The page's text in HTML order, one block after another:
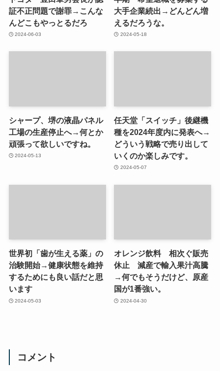
証不正問題で謝罪→こんな
んどこもやっとるだろ
2024-06-03
大手企業続出→どんどん増
えるだろうな。
2024-05-18
シャープ、堺の液晶パネル
工場の生産停止へ→何とか
頑張って欲しいですね。
2024-05-13
任天堂「スイッチ」後継機
種を2024年度内に発表へ→
どういう戦略で売り出して
いくのか楽しみです。
2024-05-07
世界初「歯が生える薬」の
治験開始→健康状態を維持
するためにも良い話だと思
います
2024-05-03
オレンジ飲料 相次ぐ販売
休止 減産で輸入果汁高騰
→何でもそうだけど、原産
国が1番強い。
2024-04-30
コメント